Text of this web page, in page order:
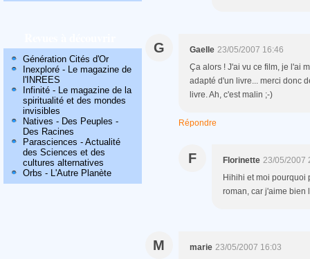
Génération Cités d'Or
Inexploré - Le magazine de
l'INREES
Infinité - Le magazine de la
spiritualité et des mondes
invisibles
Natives - Des Peuples -
Des Racines
Parasciences - Actualité
des Sciences et des
cultures alternatives
Orbs - L'Autre Planète
G Gaelle 23/05/2007 16:46
Ça alors ! J'ai vu ce film, je l'ai
adapté d'un livre... merci donc
livre. Ah, c'est malin ;-)
Répondre
F Florinette 23/05/2007
Hihihi et moi pourquoi
roman, car j'aime bien
M marie 23/05/2007 16:03